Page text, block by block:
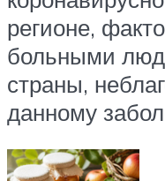
регионе,
больными
страны,
данному